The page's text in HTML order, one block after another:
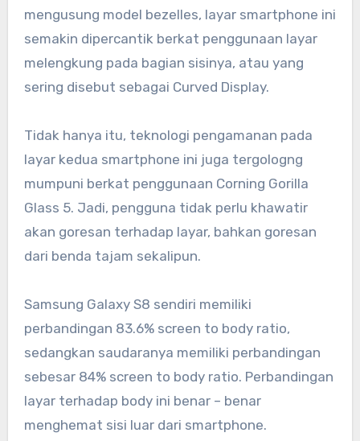
mengusung model bezelles, layar smartphone ini
semakin dipercantik berkat penggunaan layar
melengkung pada bagian sisinya, atau yang
sering disebut sebagai Curved Display.
Tidak hanya itu, teknologi pengamanan pada
layar kedua smartphone ini juga tergologng
mumpuni berkat penggunaan Corning Gorilla
Glass 5. Jadi, pengguna tidak perlu khawatir
akan goresan terhadap layar, bahkan goresan
dari benda tajam sekalipun.
Samsung Galaxy S8 sendiri memiliki
perbandingan 83.6% screen to body ratio,
sedangkan saudaranya memiliki perbandingan
sebesar 84% screen to body ratio. Perbandingan
layar terhadap body ini benar – benar
menghemat sisi luar dari smartphone.